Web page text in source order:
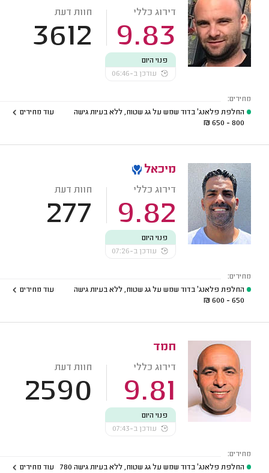
דירוג כללי
9.83
חוות דעת
3612
פנוי היום
עודכן ב-06:46
מחירים:
החלפת פלאנג' בדוד שמש על גג שטוח, ללא בעיות גישה
800 - 650
₪
עוד מחירים
מיכאל
דירוג כללי
9.82
חוות דעת
277
פנוי היום
עודכן ב-07:26
מחירים:
החלפת פלאנג' בדוד שמש על גג שטוח, ללא בעיות גישה
650 - 600
₪
עוד מחירים
חמד
דירוג כללי
9.81
חוות דעת
2590
פנוי היום
עודכן ב-07:43
מחירים:
החלפת פלאנג' בדוד שמש על גג שטוח, ללא בעיות גישה 780
עוד מחירים